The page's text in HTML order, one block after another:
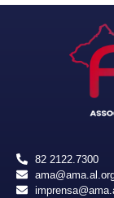
82 2122.7300